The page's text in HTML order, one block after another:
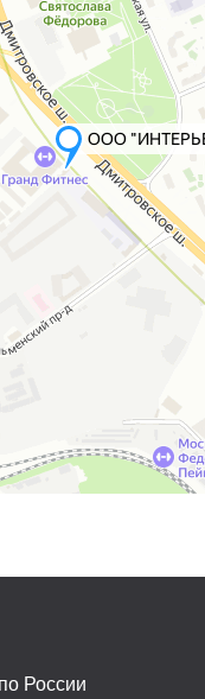
России